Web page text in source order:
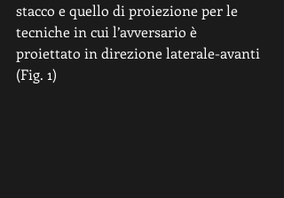
stacco e quello di proiezione per le
tecniche in cui l’avversario è
proiettato in direzione laterale-avanti
(Fig. 1)